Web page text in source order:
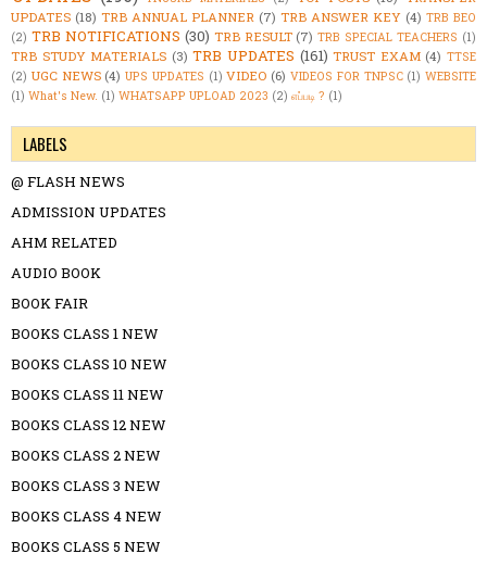
UPDATES (18) TRB ANNUAL PLANNER (7) TRB ANSWER KEY (4) TRB BEO
(2) TRB NOTIFICATIONS (30) TRB RESULT (7) TRB SPECIAL TEACHERS (1)
TRB STUDY MATERIALS (3) TRB UPDATES (161) TRUST EXAM (4) TTSE
(2) UGC NEWS (4) UPS UPDATES (1) VIDEO (6) VIDEOS FOR TNPSC (1) WEBSITE
(1) What's New. (1) WHATSAPP UPLOAD 2023 (2) எப்படி ? (1)
LABELS
@ FLASH NEWS
ADMISSION UPDATES
AHM RELATED
AUDIO BOOK
BOOK FAIR
BOOKS CLASS 1 NEW
BOOKS CLASS 10 NEW
BOOKS CLASS 11 NEW
BOOKS CLASS 12 NEW
BOOKS CLASS 2 NEW
BOOKS CLASS 3 NEW
BOOKS CLASS 4 NEW
BOOKS CLASS 5 NEW